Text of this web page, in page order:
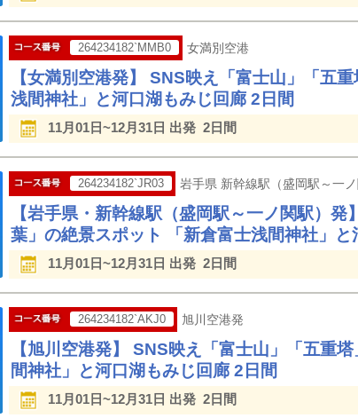
264234182`MMB0 女満別空港
【女満別空港発】 SNS映え「富士山」「五
浅間神社」と河口湖もみじ回廊 2日間
11月01日~12月31日 出発 2日間
264234182`JR03 岩手県 新幹線駅（盛岡駅～一ノ
【岩手県・新幹線駅（盛岡駅～一ノ関駅）
葉」の絶景スポット 「新倉富士浅間神社」
11月01日~12月31日 出発 2日間
264234182`AKJ0 旭川空港発
【旭川空港発】 SNS映え「富士山」「五重
間神社」と河口湖もみじ回廊 2日間
11月01日~12月31日 出発 2日間